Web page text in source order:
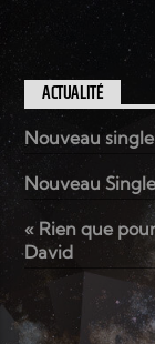
ACTUALITÉ
Nouveau
Nouveau
« Rien que
David